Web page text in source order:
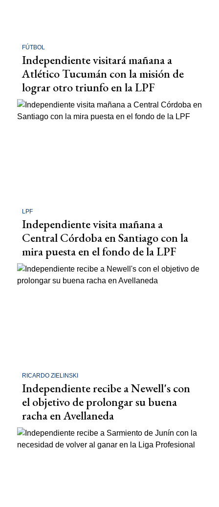
FÚTBOL
Independiente visitará mañana a
Atlético Tucumán con la misión de
lograr otro triunfo en la LPF
LPF
Independiente visita mañana a
Central Córdoba en Santiago con la
mira puesta en el fondo de la LPF
RICARDO ZIELINSKI
Independiente recibe a Newell's con
el objetivo de prolongar su buena
racha en Avellaneda